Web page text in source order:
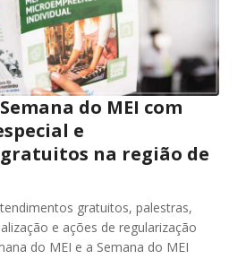
do MEI com
e
na região de
gratuitos, palestras,
e ações de regularização
do MEI e a Semana do MEI